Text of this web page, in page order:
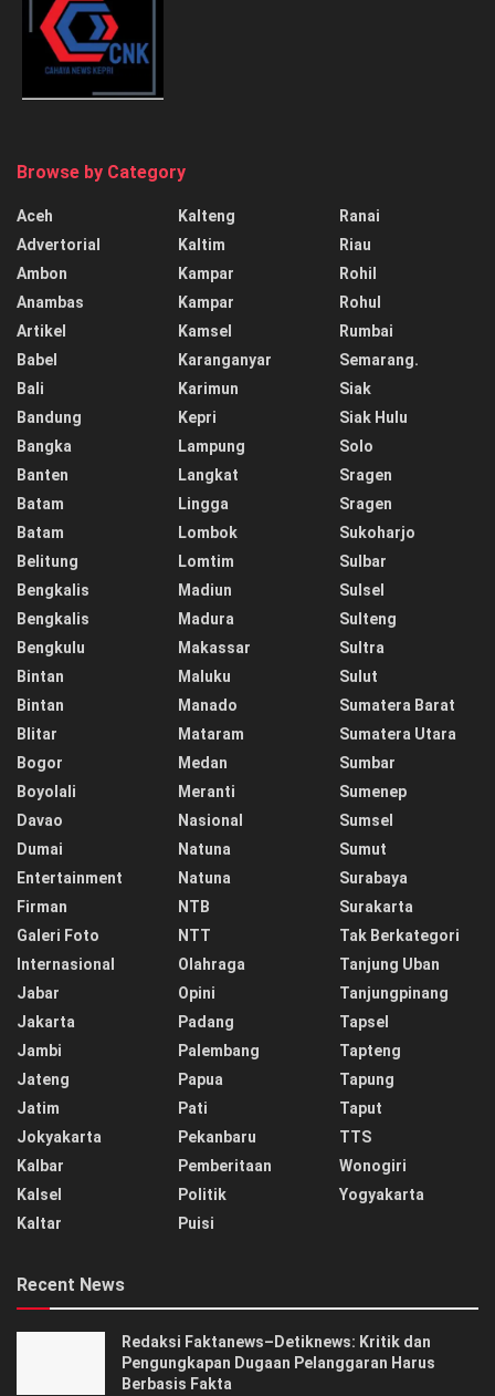
Browse by Category
Aceh
Advertorial
Ambon
Anambas
Artikel
Babel
Bali
Bandung
Bangka
Banten
Batam
Batam
Belitung
Bengkalis
Bengkalis
Bengkulu
Bintan
Bintan
Blitar
Bogor
Boyolali
Davao
Dumai
Entertainment
Firman
Galeri Foto
Internasional
Jabar
Jakarta
Jambi
Jateng
Jatim
Jokyakarta
Kalbar
Kalsel
Kaltar
Kalteng
Kaltim
Kampar
Kampar
Kamsel
Karanganyar
Karimun
Kepri
Lampung
Langkat
Lingga
Lombok
Lomtim
Madiun
Madura
Makassar
Maluku
Manado
Mataram
Medan
Meranti
Nasional
Natuna
Natuna
NTB
NTT
Olahraga
Opini
Padang
Palembang
Papua
Pati
Pekanbaru
Pemberitaan
Politik
Puisi
Ranai
Riau
Rohil
Rohul
Rumbai
Semarang.
Siak
Siak Hulu
Solo
Sragen
Sragen
Sukoharjo
Sulbar
Sulsel
Sulteng
Sultra
Sulut
Sumatera Barat
Sumatera Utara
Sumbar
Sumenep
Sumsel
Sumut
Surabaya
Surakarta
Tak Berkategori
Tanjung Uban
Tanjungpinang
Tapsel
Tapteng
Tapung
Taput
TTS
Wonogiri
Yogyakarta
Recent News
Redaksi Faktanews–Detiknews: Kritik dan
Pengungkapan Dugaan Pelanggaran Harus
Berbasis Fakta